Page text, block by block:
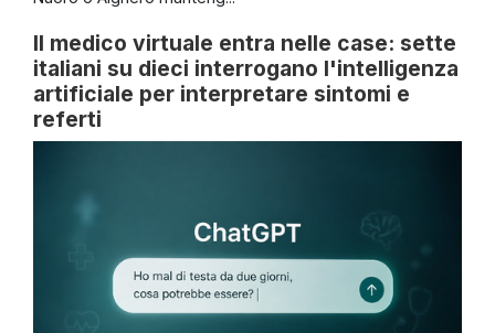
Il medico virtuale entra nelle case: sette
italiani su dieci interrogano l'intelligenza
artificiale per interpretare sintomi e
referti